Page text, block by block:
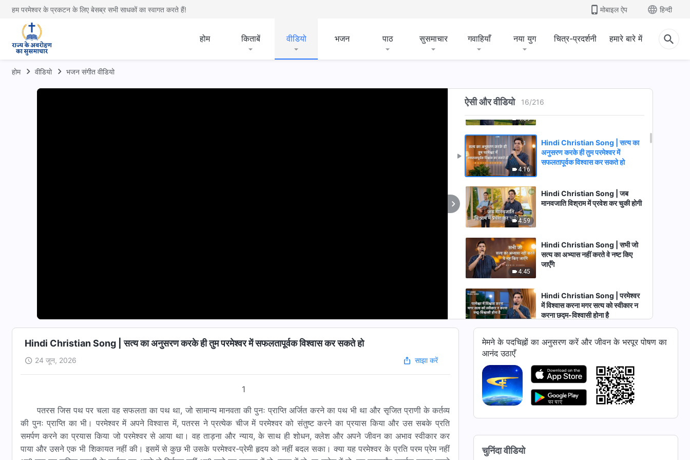
हम परमेश्वर के प्रकटन के लिए बेसब्र सभी साधकों का स्वागत करते हैं! मोबाइल ऐप हिन्दी
होम किताबें वीडियो भजन पाठ सुसमाचार गवाहियाँ नया युग चित्र-प्रदर्शनी हमारे बारे में
होम वीडियो भजन संगीत वीडियो
ऐसी और वीडियो 16/216
Hindi Christian Song | तुम्हें
4:39
Hindi Christian Song | परमेश्वर
के विश्वासी को किस चीज का अनुसरण
4:16
Hindi Christian Song | सत्य का
अनुसरण करके ही तुम परमेश्वर में
सफलतापूर्वक विश्वास कर सकते हो
4:59
Hindi Christian Song | जब
मानवजाति विश्राम में प्रवेश कर चुकी होगी
4:45
Hindi Christian Song | सभी जो
सत्य का अभ्यास नहीं करते वे नष्ट किए
जाएँगे
Hindi Christian Song | परमेश्वर
में विश्वास करना मगर सत्य को स्वीकार न
करना छद्म-विश्वासी होना है
5:02
Hindi Christian Song | सब कुछ
Hindi Christian Song | जो
परमेश्वर को दोषी ठहराने के लिए बाइबल का
उपयोग करते हैं वे सब फरीसी हैं
Hindi Christian Song | सत्य का अनुसरण करके ही तुम परमेश्वर में सफलतापूर्वक विश्वास कर सकते हो
24 जून, 2026 साझा करें
1
पतरस जिस पथ पर चला वह सफलता का पथ था, जो सामान्य मानवता की पुनः प्राप्ति अर्जित करने का पथ भी था और सृजित प्राणी के कर्तव्य
की पुनः प्राप्ति का भी। परमेश्वर में अपने विश्वास में, पतरस ने प्रत्येक चीज में परमेश्वर को संतुष्ट करने का प्रयास किया और उस सबके प्रति
समर्पण करने का प्रयास किया जो परमेश्वर से आया था। वह ताड़ना और न्याय, के साथ ही शोधन, क्लेश और अपने जीवन का अभाव स्वीकार कर
पाया और उसने एक भी शिकायत नहीं की। इसमें से कुछ भी उसके परमेश्वर-प्रेमी हृदय को नहीं बदल सका। क्या यह परमेश्वर के प्रति परम प्रेम नहीं
मेमने के पदचिह्नों का अनुसरण करें और जीवन के भरपूर पोषण का
आनंद उठाएँ
चुनिंदा वीडियो